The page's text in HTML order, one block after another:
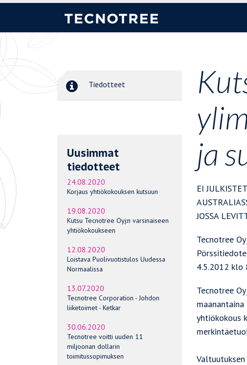
Tiedotteet
Uusimmat
tiedotteet
24.08.2020
Korjaus yhtiökokouksen kutsuun
19.08.2020
Kutsu Tecnotree Oyj:n varsinaiseen
yhtiökokoukseen
12.08.2020
Loistava Puolivuotistulos Uudessa
Normaalissa
13.07.2020
Tecnotree Corporation - Johdon
liiketoimet - Ketkar
30.06.2020
Tecnotree voitti uuden 11
miljoonan dollarin
toimitussopimuksen
ja
EI
JOSSA
Tecnotree
Pörssitiedote
4.5.2012 klo
Tecnotree
yhtiökokous